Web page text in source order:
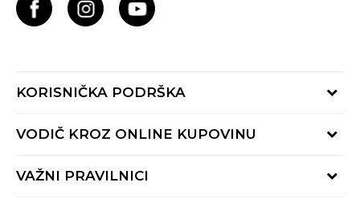
KORISNIČKA PODRŠKA
Provjeri status porudžbine
Radno vrijeme 9-16h
VODIČ KROZ ONLINE KUPOVINU
Načini isporuke
VAŽNI PRAVILNICI